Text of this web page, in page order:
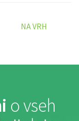
NA VRH
o vseh